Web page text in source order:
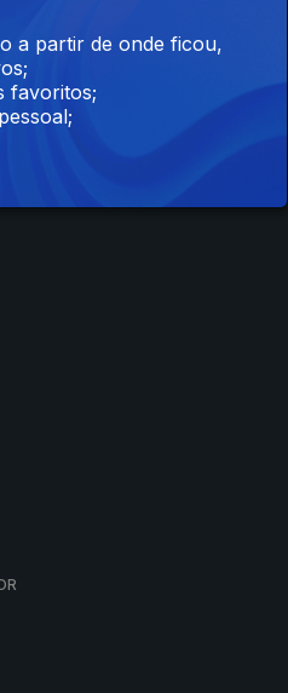
a partir de onde ficou,
favoritos;